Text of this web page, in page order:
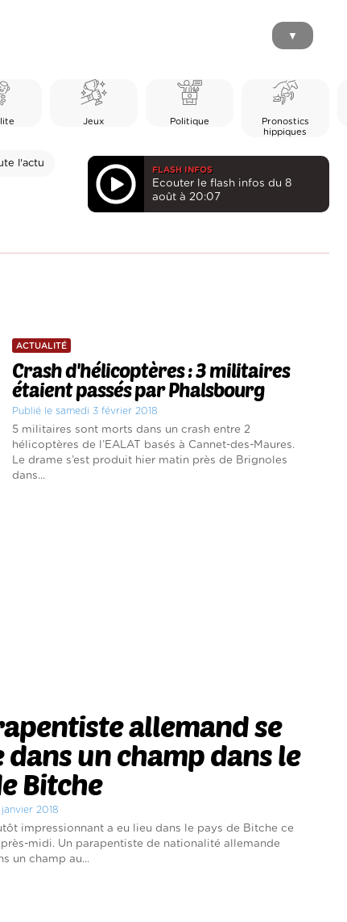
▼
Jeux Politique
Pronostics
hippiques
l'actu
FLASH INFOS
Ecouter le flash infos du 8
août à 20:07
ACTUALITÉ
Crash d'hélicoptères : 3 militaires
étaient passés par Phalsbourg
Publié le samedi 3 février 2018
5 militaires sont morts dans un crash entre 2
hélicoptères de l’EALAT basés à Cannet-des-Maures.
Le drame s’est produit hier matin près de Brignoles
dans...
allemand se
dans un champ dans le
Bitche
2018
impressionnant a eu lieu dans le pays de Bitche ce
midi. Un parapentiste de nationalité allemande
un champ au...